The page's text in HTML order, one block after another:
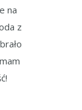
na
z